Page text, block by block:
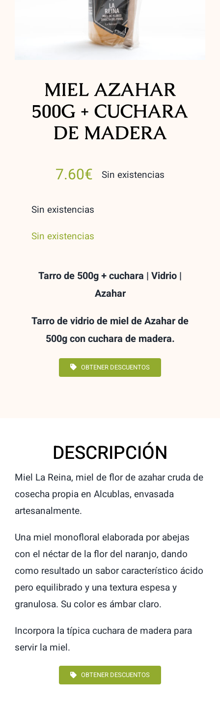
MIEL AZAHAR
500G + CUCHARA
DE MADERA
7.60€ Sin existencias
Sin existencias
Sin existencias
Tarro de 500g + cuchara | Vidrio |
Azahar
Tarro de vidrio de miel de Azahar de
500g con cuchara de madera.
OBTENER DESCUENTOS
DESCRIPCIÓN
Miel La Reina, miel de flor de azahar cruda de
cosecha propia en Alcublas, envasada
artesanalmente.
Una miel monofloral elaborada por abejas
con el néctar de la flor del naranjo, dando
como resultado un sabor característico ácido
pero equilibrado y una textura espesa y
granulosa. Su color es ámbar claro.
Incorpora la típica cuchara de madera para
servir la miel.
OBTENER DESCUENTOS